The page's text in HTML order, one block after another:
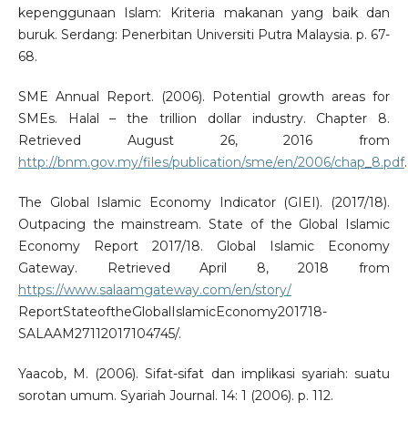
kepenggunaan Islam: Kriteria makanan yang baik dan
buruk. Serdang: Penerbitan Universiti Putra Malaysia. p. 67-
68.
SME Annual Report. (2006). Potential growth areas for
SMEs. Halal – the trillion dollar industry. Chapter 8.
Retrieved August 26, 2016 from
http://bnm.gov.my/files/publication/sme/en/2006/chap_8.pdf.
The Global Islamic Economy Indicator (GIEI). (2017/18).
Outpacing the mainstream. State of the Global Islamic
Economy Report 2017/18. Global Islamic Economy
Gateway. Retrieved April 8, 2018 from
https://www.salaamgateway.com/en/story/
ReportStateoftheGlobalIslamicEconomy201718-
SALAAM27112017104745/.
Yaacob, M. (2006). Sifat-sifat dan implikasi syariah: suatu
sorotan umum. Syariah Journal. 14: 1 (2006). p. 112.